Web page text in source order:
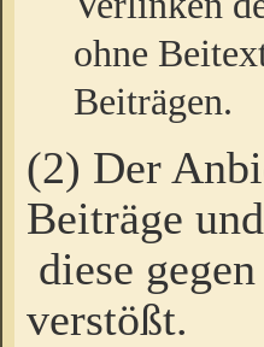
ohne
Beiträgen.
(2) Der
Beiträge
diese
verstößt.